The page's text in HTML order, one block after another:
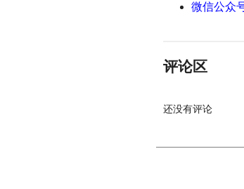
微信公众
评论区
还没有评论